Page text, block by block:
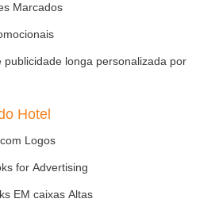
Marcados
publicidade longa personalizada por
Hotel
Logos
for Advertising
EM caixas Altas